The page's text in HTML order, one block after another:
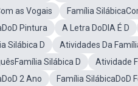
as Vogais
Família
Pintura
A Letra DoDIA É D
Silábica D
Atividades Da
Silábica D
Atividade
2 Ano
Família SilábicaDoD